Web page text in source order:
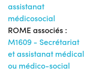
assistanat
médicosocial
ROME associés :
M1609 - Secrétariat
et assistanat médical
ou médico-social